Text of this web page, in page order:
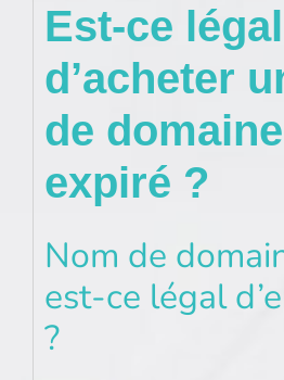
Est-ce légal
d’acheter
de domaine
expiré ?
Nom de
est-ce légal
?